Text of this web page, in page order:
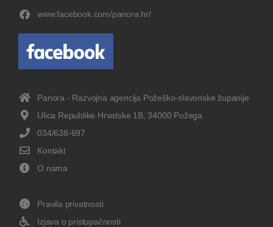
www.facebook.com/panora.hr/
Panora - Razvojna agencija Požeško-slavonske županije
Ulica Republike Hrvatske 1B, 34000 Požega
034/638-697
Kontakt
O nama
Pravila privatnosti
Izjava o pristupačnosti